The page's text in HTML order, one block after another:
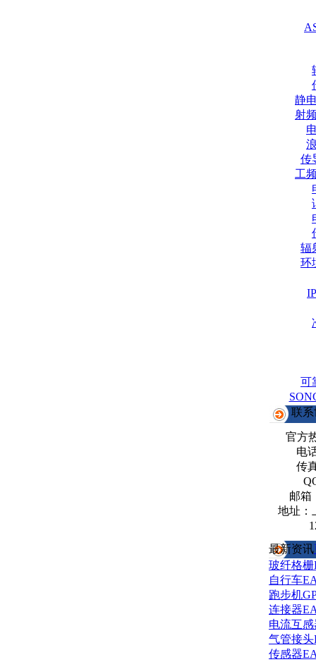
静
射
传
工
辐
环
可
联
官方
电
传
邮箱
地址：
最新资讯
玻纤格
自行车
跑步机
连接器
电流互
气管接
传感器